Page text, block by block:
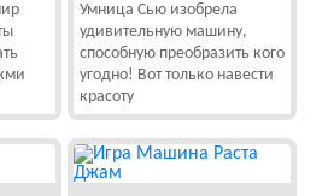
Умница Сью изобрела
удивительную машину,
способную преобразить кого
угодно! Вот только навести
красоту